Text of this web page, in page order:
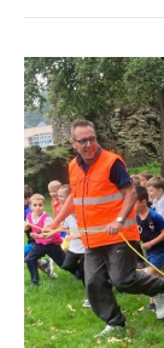
Cross
de
secteur